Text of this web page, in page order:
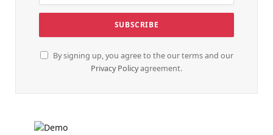
By signing up, you agree to the our terms and our
Privacy Policyagreement.